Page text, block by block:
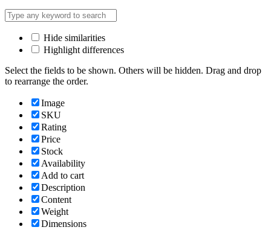
Hide similarities
Highlight differences
Select the fields to be shown. Others will be hidden. Drag and drop
to rearrange the order.
Image
SKU
Rating
Price
Stock
Availability
Add to cart
Description
Content
Weight
Dimensions